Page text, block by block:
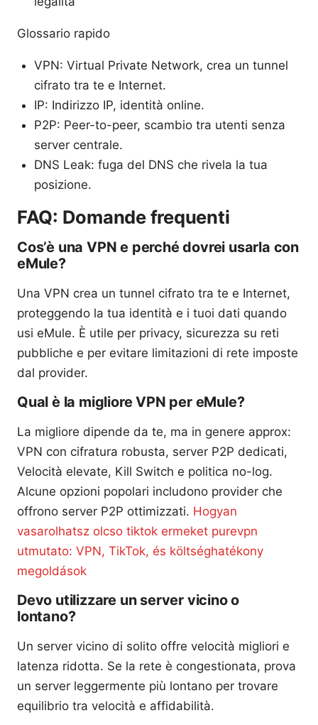
Glossario rapido
VPN: Virtual Private Network, crea un tunnel
cifrato tra te e Internet.
IP: Indirizzo IP, identità online.
P2P: Peer-to-peer, scambio tra utenti senza
server centrale.
DNS Leak: fuga del DNS che rivela la tua
posizione.
FAQ: Domande frequenti
Cos’è una VPN e perché dovrei usarla con
eMule?
Una VPN crea un tunnel cifrato tra te e Internet,
proteggendo la tua identità e i tuoi dati quando
usi eMule. È utile per privacy, sicurezza su reti
pubbliche e per evitare limitazioni di rete imposte
dal provider.
Qual è la migliore VPN per eMule?
La migliore dipende da te, ma in genere approx:
VPN con cifratura robusta, server P2P dedicati,
Velocità elevate, Kill Switch e politica no-log.
Alcune opzioni popolari includono provider che
offrono server P2P ottimizzati. Hogyan
vasarolhatsz olcso tiktok ermeket purevpn
utmutato: VPN, TikTok, és költséghatékony
megoldások
Devo utilizzare un server vicino o
lontano?
Un server vicino di solito offre velocità migliori e
latenza ridotta. Se la rete è congestionata, prova
un server leggermente più lontano per trovare
equilibrio tra velocità e affidabilità.